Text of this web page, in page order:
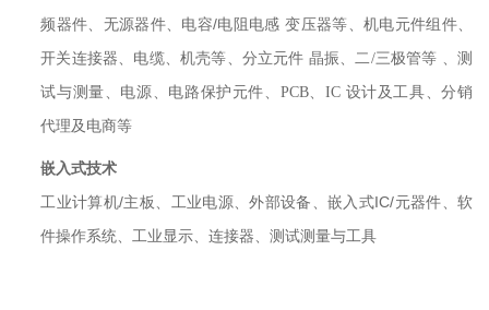
频器件、无源器件、电容/电阻电感 变压器等、机电元件组件、
开关连接器、电缆、机壳等、分立元件 晶振、二/三极管等 、测
试与测量、电源、电路保护元件、PCB、IC 设计及工具、分销
代理及电商等
嵌入式技术
工业计算机/主板、工业电源、外部设备、嵌入式IC/元器件、软
件操作系统、工业显示、连接器、测试测量与工具